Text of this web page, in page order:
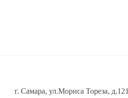
г. Самара, ул.Мориса Тореза, д.121